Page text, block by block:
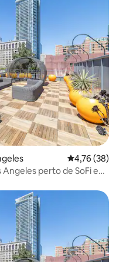
4,76 de uma
4,76 (38)
perto de SoFi e